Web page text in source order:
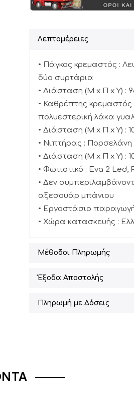
Λεπτομέρειες
• Πάγκος κρεμαστός :
δύο συρτάρια
• Διάσταση (Μ x Π x Υ) :
• Καθρέπτης
πολυεστερική λάκα
• Διάσταση (Μ x Π x Υ) :
• Νιπτήρας : Πορσελάνη
• Διάσταση (Μ x Π x Υ) :
• Φωτιστικό : Eva 2 Led,
• Δεν
αξεσουάρ μπάνιου
• Εργοστάσιο
• Χώρα κατασκευής :
Μέθοδοι Πληρωμής
Έξοδα Αποστολής
Πληρωμή με Δόσεις